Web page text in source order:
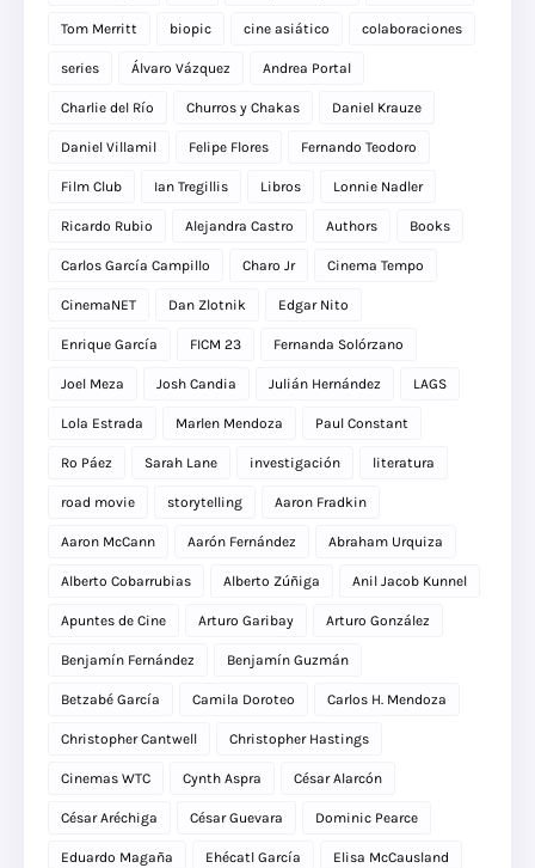
Tom Merritt biopic cine asiático colaboraciones
series Álvaro Vázquez Andrea Portal
Charlie del Río Churros y Chakas Daniel Krauze
Daniel Villamil Felipe Flores Fernando Teodoro
Film Club Ian Tregillis Libros Lonnie Nadler
Ricardo Rubio Alejandra Castro Authors Books
Carlos García Campillo Charo Jr Cinema Tempo
CinemaNET Dan Zlotnik Edgar Nito
Enrique García FICM 23 Fernanda Solórzano
Joel Meza Josh Candia Julián Hernández LAGS
Lola Estrada Marlen Mendoza Paul Constant
Ro Páez Sarah Lane investigación literatura
road movie storytelling Aaron Fradkin
Aaron McCann Aarón Fernández Abraham Urquiza
Alberto Cobarrubias Alberto Zúñiga Anil Jacob Kunnel
Apuntes de Cine Arturo Garibay Arturo González
Benjamín Fernández Benjamín Guzmán
Betzabé García Camila Doroteo Carlos H. Mendoza
Christopher Cantwell Christopher Hastings
Cinemas WTC Cynth Aspra César Alarcón
César Aréchiga César Guevara Dominic Pearce
Eduardo Magaña Ehécatl García Elisa McCausland